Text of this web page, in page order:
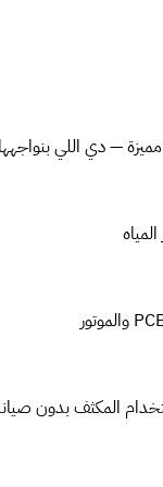
— دي اللي
المكثف بدون